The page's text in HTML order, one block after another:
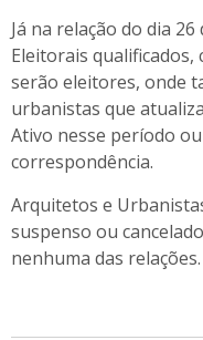
Já na relação do dia 26
Eleitorais qualificados,
serão eleitores, onde
urbanistas que
Ativo nesse período
correspondência.
Arquitetos e
suspenso ou
nenhuma das relações.